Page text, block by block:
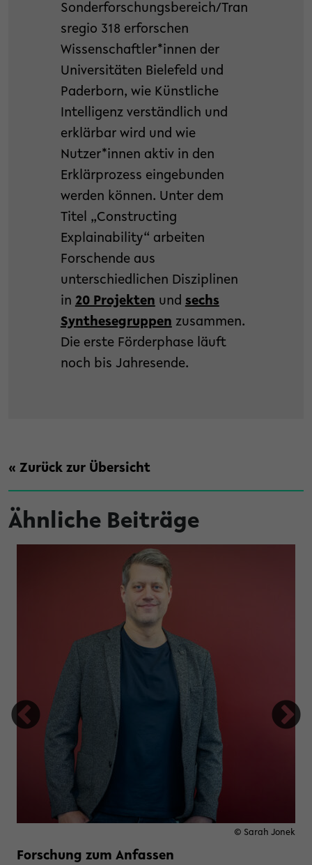
Sonderforschungsbereich/Tran
sregio 318 erforschen
Wissenschaftler*innen der
Universitäten Bielefeld und
Paderborn, wie Künstliche
Intelligenz verständlich und
erklärbar wird und wie
Nutzer*innen aktiv in den
Erklärprozess eingebunden
werden können. Unter dem
Titel „Constructing
Explainability“ arbeiten
Forschende aus
unterschiedlichen Disziplinen
in 20 Projekten und sechs
Synthesegruppen zusammen.
Die erste Förderphase läuft
noch bis Jahresende.
« Zurück zur Übersicht
Ähnliche Beiträge
© Sarah Jonek
Forschung zum Anfassen